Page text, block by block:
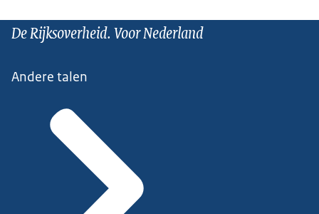
De Rijksoverheid. Voor Nederland
Andere talen